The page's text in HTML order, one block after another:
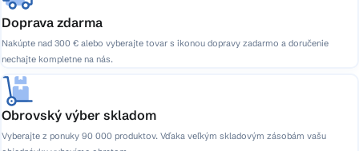
Doprava zdarma
Nakúpte nad 300 € alebo vyberajte tovar s ikonou dopravy zadarmo a doručenie
nechajte kompletne na nás.
Obrovský výber skladom
Vyberajte z ponuky 90 000 produktov. Vďaka veľkým skladovým zásobám vašu